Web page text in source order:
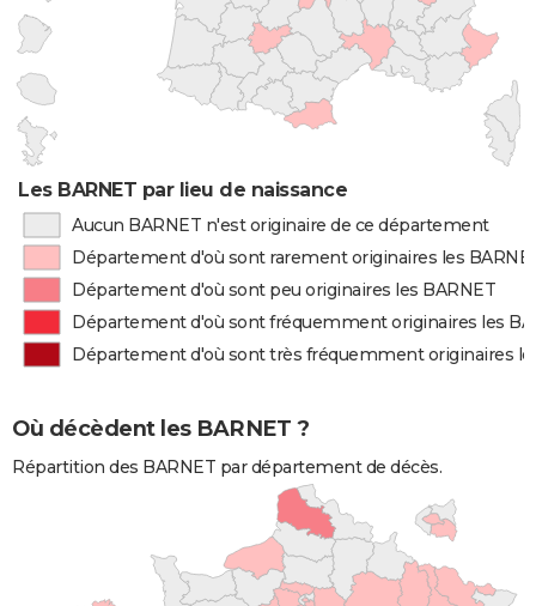
Les BARNET par lieu de naissance
Aucun BARNET n'est originaire de ce département
Département d'où sont rarement originaires les
Département d'où sont peu originaires les BARNET
Département d'où sont fréquemment originaires les
Département d'où sont très fréquemment originaires
Où décèdent les BARNET ?
Répartition des BARNET par département de décès.